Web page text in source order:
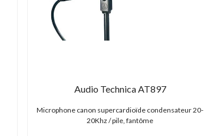
Audio Technica AT897
Microphone canon supercardioïde condensateur 20-
20Khz / pile, fantôme